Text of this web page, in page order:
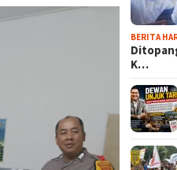
BERITA
K…